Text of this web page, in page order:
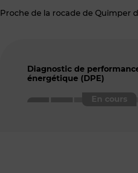
Proche de la rocade de Quimper
Diagnostic de
énergétique (DPE)